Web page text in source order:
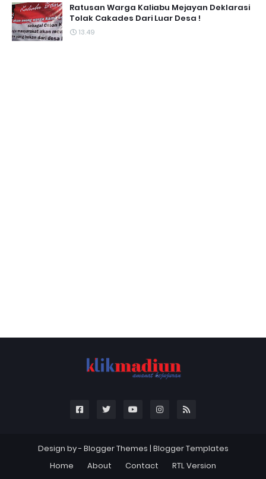
Ratusan Warga Kaliabu Mejayan Deklarasi
Tolak Cakades Dari Luar Desa !
13.49
Design by - Blogger Themes | Blogger Templates
Home
About Contact RTL Version